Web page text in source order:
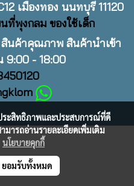
เมืองทอง นนทบุรี 11120
ที่พุงกลม ของใช้เด็ก
นค้าคุณภาพ สินค้านำเข้า
9:00 - 18:00
ระสิทธิภาพและประสบการณ์ที่ดี
มารถอ่านรายละเอียดเพิ่มเติม
นโยบายคุกกี้
ยอมรับทั้งหมด